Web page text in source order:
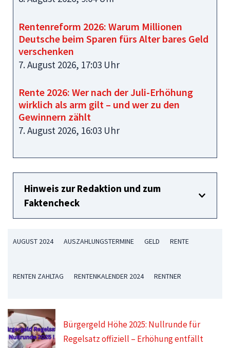
Rentenreform 2026: Warum Millionen
Deutsche beim Sparen fürs Alter bares Geld
verschenken
7. August 2026, 17:03 Uhr
Rente 2026: Wer nach der Juli-Erhöhung
wirklich als arm gilt – und wer zu den
Gewinnern zählt
7. August 2026, 16:03 Uhr
Hinweis zur Redaktion und zum
Faktencheck
AUGUST 2024 AUSZAHLUNGSTERMINE GELD RENTE
RENTEN ZAHLTAG RENTENKALENDER 2024 RENTNER
Bürgergeld Höhe 2025: Nullrunde für
Regelsatz offiziell – Erhöhung entfällt